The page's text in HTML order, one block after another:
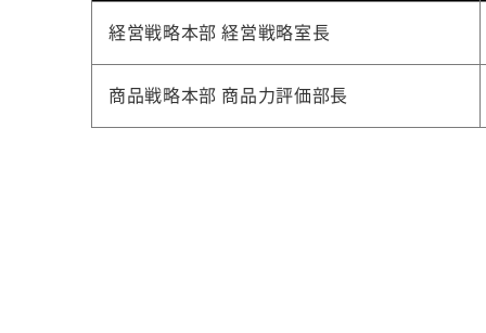
経営戦略本部 経営戦略室長
商品戦略本部 商品力評価部長